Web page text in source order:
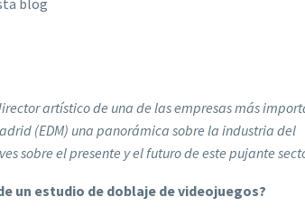
artístico de una de las empresas más
(EDM) una panorámica sobre la industria del
sobre el presente y el futuro de este pujante
un estudio de doblaje de videojuegos?